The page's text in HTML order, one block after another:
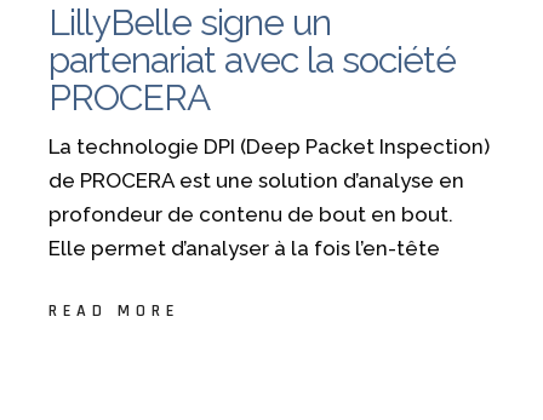
LillyBelle signe un
partenariat avec la société
PROCERA
La technologie DPI (Deep Packet Inspection)
de PROCERA est une solution d’analyse en
profondeur de contenu de bout en bout.
Elle permet d’analyser à la fois l’en-tête
READ MORE